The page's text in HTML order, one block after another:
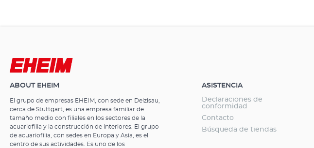
ABOUT EHEIM
El grupo de empresas EHEIM, con sede en Deizisau,
cerca de Stuttgart, es una empresa familiar de
tamaño medio con filiales en los sectores de la
acuariofilia y la construcción de interiores. El grupo
de acuariofilia, con sedes en Europa y Asia, es el
centro de sus actividades. Es uno de los
ASISTENCIA
Declaraciones de
conformidad
Contacto
Búsqueda de tiendas